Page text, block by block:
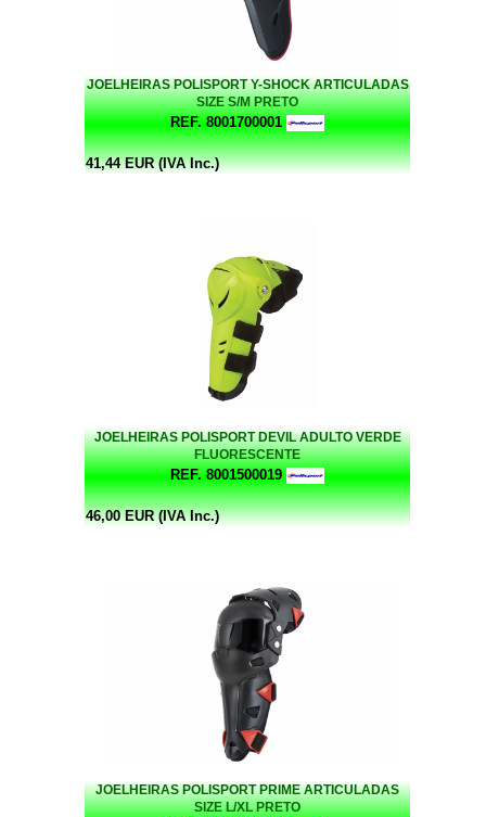
JOELHEIRAS POLISPORT Y-SHOCK ARTICULADAS
SIZE S/M PRETO
REF. 8001700001
41,44 EUR (IVA Inc.)
JOELHEIRAS POLISPORT DEVIL ADULTO VERDE
FLUORESCENTE
REF. 8001500019
46,00 EUR (IVA Inc.)
JOELHEIRAS POLISPORT PRIME ARTICULADAS
SIZE L/XL PRETO